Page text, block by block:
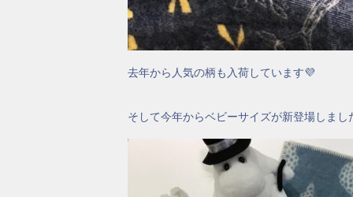
去年から人気の柄も入荷しています💜
そして今年からベビーサイズが新登場しまし